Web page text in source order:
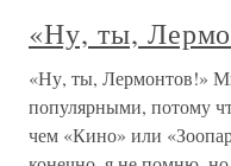
«Ну, ты,
«Ну, ты, Лермонтов!»
популярными, потому
чем «Кино» или